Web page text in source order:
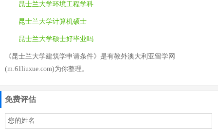
昆士兰大学环境工程学科
昆士兰大学计算机硕士
昆士兰大学硕士好毕业吗
《昆士兰大学建筑学申请条件》是有教外澳大利亚留学网
(m.61liuxue.com)为你整理。
免费评估